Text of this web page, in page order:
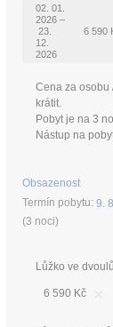
02. 01.
2026 –
23.
12.
2026
6 590
Cena za osobu
krátit.
Pobyt je na 3
Nástup na
Obsazenost
Termín pobytu: 9.
(3 noci)
Lůžko ve
6 590 Kč